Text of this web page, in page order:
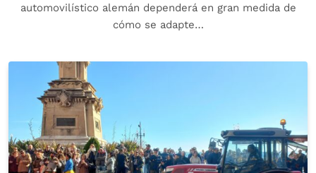
automovilístico alemán dependerá en gran medida de
cómo se adapte…